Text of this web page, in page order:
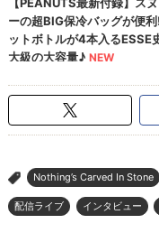
> Nothing’s Carved In Stone
配信ライブ インタビュー